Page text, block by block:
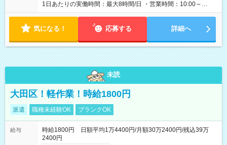
1日あたりの実働時間：最大8時間/日 ・営業時間：10:00～
19:00（平日のみ） ※9:00～の勤務も応相談 ・勤務日数：週3
気になる！ 応募する 詳細へ
未読
大田区！軽作業！時給1800円
派遣 職種未経験OK ブランクOK
給与
時給1800円 日額平均1万4400円/月額30万2400円/残込39万
2400円